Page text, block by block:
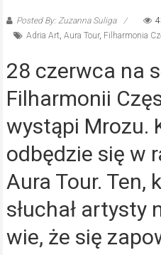
Posted By: Zuzanna Suliga
Adria Art, Aura Tour, Filharmonia
28 czerwca na
Filharmonii
wystąpi Mrozu.
odbędzie się w
Aura Tour. Ten,
słuchał artysty
wie, że się